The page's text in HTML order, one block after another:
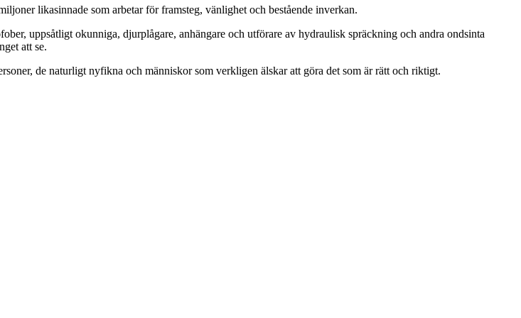
likasinnade som arbetar för framsteg, vänlighet och bestående inverkan.
uppsåtligt okunniga, djurplågare, anhängare och utförare av hydraulisk spräckning och andra ondsinta
att se.
de naturligt nyfikna och människor som verkligen älskar att göra det som är rätt och riktigt.